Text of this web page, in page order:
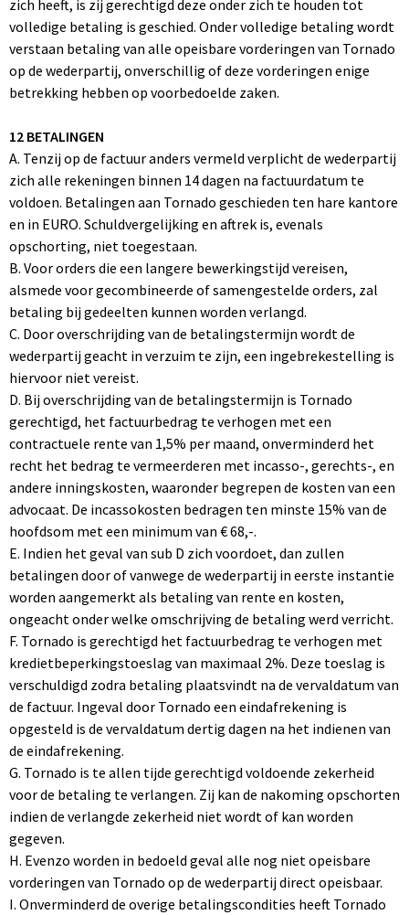
zich heeft, is zij gerechtigd deze onder zich te houden tot
volledige betaling is geschied. Onder volledige betaling wordt
verstaan betaling van alle opeisbare vorderingen van Tornado
op de wederpartij, onverschillig of deze vorderingen enige
betrekking hebben op voorbedoelde zaken.
12 BETALINGEN
A. Tenzij op de factuur anders vermeld verplicht de wederpartij
zich alle rekeningen binnen 14 dagen na factuurdatum te
voldoen. Betalingen aan Tornado geschieden ten hare kantore
en in EURO. Schuldvergelijking en aftrek is, evenals
opschorting, niet toegestaan.
B. Voor orders die een langere bewerkingstijd vereisen,
alsmede voor gecombineerde of samengestelde orders, zal
betaling bij gedeelten kunnen worden verlangd.
C. Door overschrijding van de betalingstermijn wordt de
wederpartij geacht in verzuim te zijn, een ingebrekestelling is
hiervoor niet vereist.
D. Bij overschrijding van de betalingstermijn is Tornado
gerechtigd, het factuurbedrag te verhogen met een
contractuele rente van 1,5% per maand, onverminderd het
recht het bedrag te vermeerderen met incasso-, gerechts-, en
andere inningskosten, waaronder begrepen de kosten van een
advocaat. De incassokosten bedragen ten minste 15% van de
hoofdsom met een minimum van € 68,-.
E. Indien het geval van sub D zich voordoet, dan zullen
betalingen door of vanwege de wederpartij in eerste instantie
worden aangemerkt als betaling van rente en kosten,
ongeacht onder welke omschrijving de betaling werd verricht.
F. Tornado is gerechtigd het factuurbedrag te verhogen met
kredietbeperkingstoeslag van maximaal 2%. Deze toeslag is
verschuldigd zodra betaling plaatsvindt na de vervaldatum van
de factuur. Ingeval door Tornado een eindafrekening is
opgesteld is de vervaldatum dertig dagen na het indienen van
de eindafrekening.
G. Tornado is te allen tijde gerechtigd voldoende zekerheid
voor de betaling te verlangen. Zij kan de nakoming opschorten
indien de verlangde zekerheid niet wordt of kan worden
gegeven.
H. Evenzo worden in bedoeld geval alle nog niet opeisbare
vorderingen van Tornado op de wederpartij direct opeisbaar.
I. Onverminderd de overige betalingscondities heeft Tornado